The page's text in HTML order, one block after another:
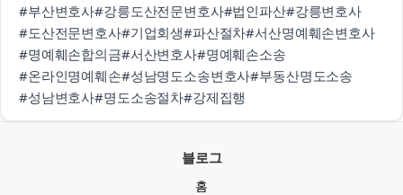
#부산변호사#강릉도산전문변호사#법인파산#강릉변호사
#도산전문변호사#기업회생#파산절차#서산명예훼손변호사
#명예훼손합의금#서산변호사#명예훼손소송
#온라인명예훼손#성남명도소송변호사#부동산명도소송
#성남변호사#명도소송절차#강제집행
블로그
홈